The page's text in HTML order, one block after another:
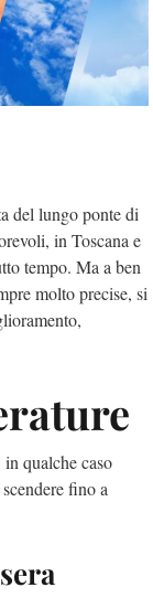
del lungo ponte di
in Toscana e
tempo. Ma a ben
molto precise, si
qualche caso
fino a